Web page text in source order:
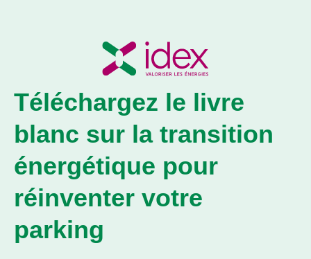
Téléchargez le livre
blanc sur la transition
énergétique pour
réinventer votre
parking